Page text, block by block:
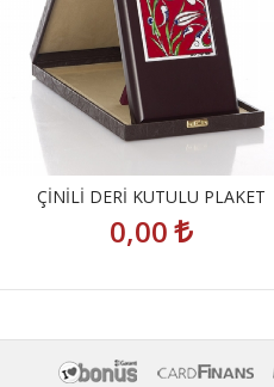
ÇİNİLİ DERİ KUTULU PLAKET
0,00